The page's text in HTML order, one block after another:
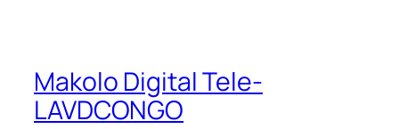
Makolo Digital Tele-
LAVDCONGO